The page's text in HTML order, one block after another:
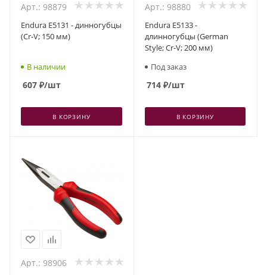
Арт.: 98879
Endura E5131 - динногубцы
(Cr-V; 150 мм)
В наличии
607 ₽/шт
В КОРЗИНУ
Арт.: 98880
Endura E5133 -
длинногубцы (German
Style; Cr-V; 200 мм)
Под заказ
714₽/шт
В КОРЗИНУ
Арт.: 98906